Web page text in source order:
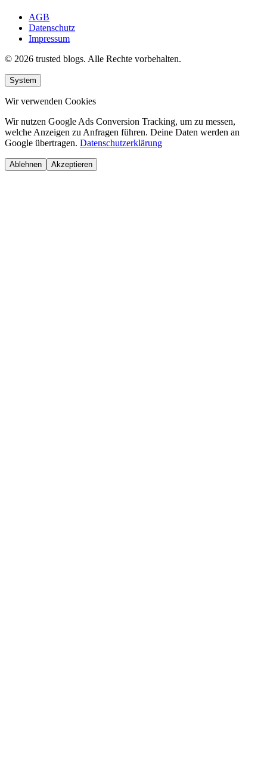
AGB
Datenschutz
Impressum
© 2026 trusted blogs. Alle Rechte vorbehalten.
System
Wir verwenden Cookies
Wir nutzen Google Ads Conversion Tracking, um zu messen,
welche Anzeigen zu Anfragen führen. Deine Daten werden an
Google übertragen. Datenschutzerklärung
Ablehnen Akzeptieren